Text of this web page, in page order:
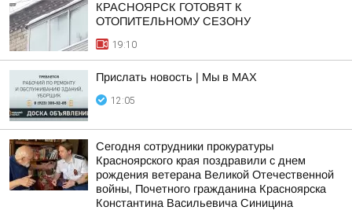
КРАСНОЯРСК ГОТОВЯТ К
ОТОПИТЕЛЬНОМУ СЕЗОНУ
19:10
Прислать новость | Мы в MAX
12:05
Сегодня сотрудники прокуратуры
Красноярского края поздравили с днем
рождения ветерана Великой Отечественной
войны, Почетного гражданина Красноярска
Константина Васильевича Синицина